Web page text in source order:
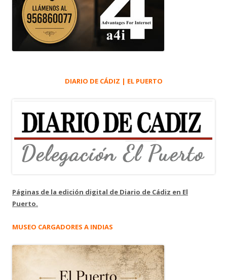
DIARIO DE CÁDIZ | EL PUERTO
Páginas de la edición digital de Diario de Cádiz en El
Puerto.
MUSEO CARGADORES A INDIAS